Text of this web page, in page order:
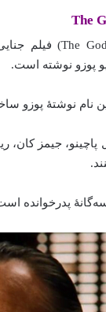
پوزو نوشته است.
نوشتهٔ پوزو ساخته‌
پاچینو، جیمز
پدرخوانده